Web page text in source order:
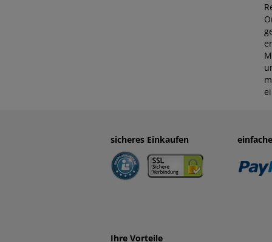
sicheres Einkaufen
Ihre Vorteile